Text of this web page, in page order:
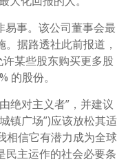
事。该公司董事会最
据路透社此前报道，
某些股东购买更多股
的股份。
绝对主义者”，并建议
镇广场”)应该放松其适
相信它有潜力成为全球
民主运作的社会必要条